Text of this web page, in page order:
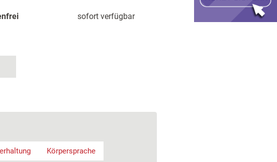
sofort verfügbar
Körpersprache